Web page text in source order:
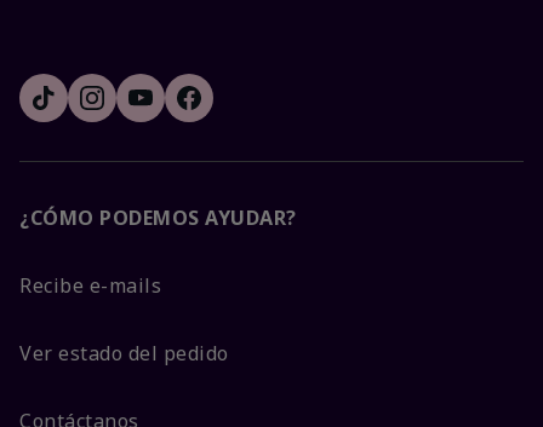
¿CÓMO PODEMOS AYUDAR?
Recibe e-mails
Ver estado del pedido
Contáctanos